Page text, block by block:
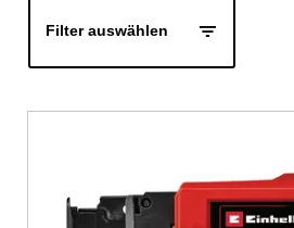
Deutsch
Filter auswählen